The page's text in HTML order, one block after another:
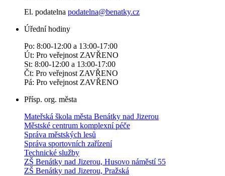
El. podatelna podatelna@benatky.cz
Úřední hodiny
Po: 8:00-12:00 a 13:00-17:00
Út: Pro veřejnost ZAVŘENO
St: 8:00-12:00 a 13:00-17:00
Čt: Pro veřejnost ZAVŘENO
Pá: Pro veřejnost ZAVŘENO
Přísp. org. města
Mateřská škola města Benátky nad Jizerou
Městské centrum komplexní péče
Správa městských lesů
Správa sportovních zařízení
Technické služby
ZŠ Benátky nad Jizerou, Husovo náměstí 55
ZŠ Benátky nad Jizerou, Pražská